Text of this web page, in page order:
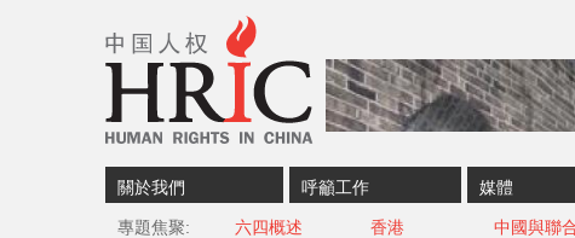
關於我們 呼籲工作 媒體
專題焦聚 六四概述 香港 中國與聯